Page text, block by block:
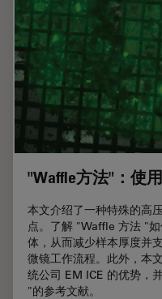
"Waffle方法"：使
本文介绍了一种特殊的高
点。了解 "Waffle 方法 "
体，从而减少样本厚度并
微镜工作流程。此外，本
统公司 EM ICE 的优势，
"的参考文献。